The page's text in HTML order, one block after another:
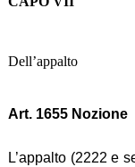
Dell’appalto
Art. 1655 Nozione
L’appalto (2222 e